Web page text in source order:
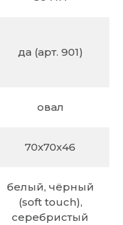
да (арт. 901)
овал
70х70х46
белый, чёрный
(soft touch),
серебристый